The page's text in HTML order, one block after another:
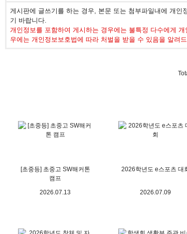
게시판에 글쓰기를 하는 경우, 본문 또는 첨부파일내에 개
기 바랍니다.
개인정보를 포함하여 게시하는 경우에는 불특정 다수에게
우에는 개인정보보호법에 따라 처벌을 받을 수 있음을 알려
[초중등] 초중고 SW해커톤
캠프
2026.07.13
2026학년도 e스포츠 대
2026.07.09